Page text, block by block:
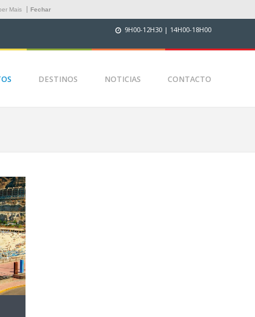
Mais Fechar
9H00-12H30 | 14H00-18H00
DESTINOS NOTICIAS CONTACTO